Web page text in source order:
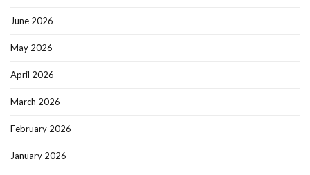
June 2026
May 2026
April 2026
March 2026
February 2026
January 2026